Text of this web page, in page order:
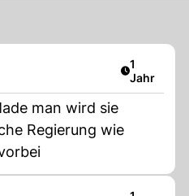
Artikel
1
Jahr
man wird sie
Regierung wie